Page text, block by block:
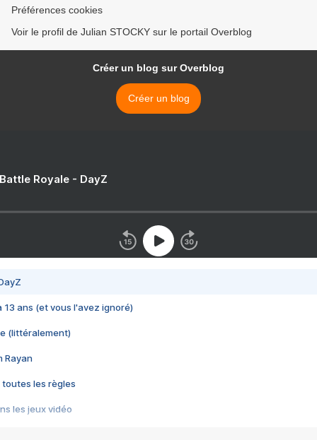
Préférences cookies
Voir le profil de Julian STOCKY sur le portail Overblog
Créer un blog sur Overblog
Créer un blog
Royale - DayZ
13 ans (et vous l'avez ignoré)
(littéralement)
Rayan
toutes les règles
les jeux vidéo